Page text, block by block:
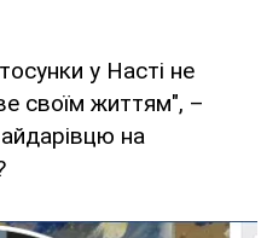
у Насті не
своїм життям", –
на